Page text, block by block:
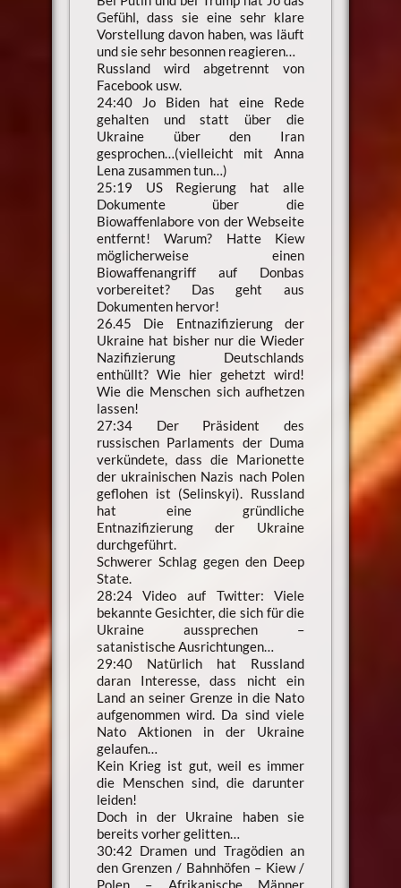
Gefühl, dass sie eine sehr klare
Vorstellung davon haben, was läuft
und sie sehr besonnen reagieren…
Russland wird abgetrennt von
Facebook usw.
24:40 Jo Biden hat eine Rede
gehalten und statt über die
Ukraine über den Iran
gesprochen…(vielleicht mit Anna
Lena zusammen tun…)
25:19 US Regierung hat alle
Dokumente über die
Biowaffenlabore von der Webseite
entfernt! Warum? Hatte Kiew
möglicherweise einen
Biowaffenangriff auf Donbas
vorbereitet? Das geht aus
Dokumenten hervor!
26.45 Die Entnazifizierung der
Ukraine hat bisher nur die Wieder
Nazifizierung Deutschlands
enthüllt? Wie hier gehetzt wird!
Wie die Menschen sich aufhetzen
lassen!
27:34 Der Präsident des
russischen Parlaments der Duma
verkündete, dass die Marionette
der ukrainischen Nazis nach Polen
geflohen ist (Selinskyi). Russland
hat eine gründliche
Entnazifizierung der Ukraine
durchgeführt.
Schwerer Schlag gegen den Deep
State.
28:24 Video auf Twitter: Viele
bekannte Gesichter, die sich für die
Ukraine aussprechen –
satanistische Ausrichtungen…
29:40 Natürlich hat Russland
daran Interesse, dass nicht ein
Land an seiner Grenze in die Nato
aufgenommen wird. Da sind viele
Nato Aktionen in der Ukraine
gelaufen…
Kein Krieg ist gut, weil es immer
die Menschen sind, die darunter
leiden!
Doch in der Ukraine haben sie
bereits vorher gelitten…
30:42 Dramen und Tragödien an
den Grenzen / Bahnhöfen – Kiew /
Polen – Afrikanische Männer